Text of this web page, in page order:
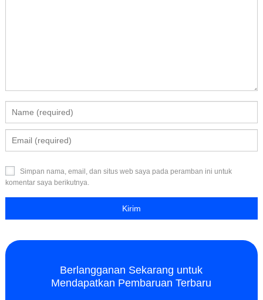
Simpan nama, email, dan situs web saya pada peramban ini untuk
komentar saya berikutnya.
Berlangganan Sekarang untuk
Mendapatkan Pembaruan Terbaru